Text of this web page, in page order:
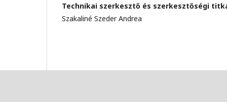
Technikai szerkesztő és szerkesztőségi
Szakaliné Szeder Andrea